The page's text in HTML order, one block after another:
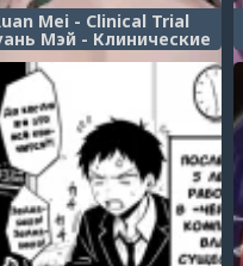
Mei - Clinical Trial
Мэй - Клинические
испытания)